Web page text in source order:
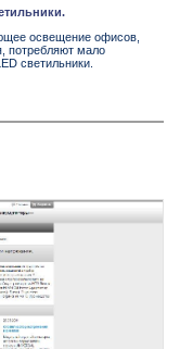
освещение офисов,
потребляют мало
светильники.